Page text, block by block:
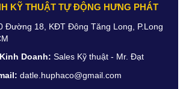
KỸ THUẬT TỰ ĐỘNG HƯNG PHÁT
Đường 18, KĐT Đông Tăng Long, P.Long
Doanh: Sales Kỹ thuật - Mr. Đạt
datle.huphaco@gmail.com